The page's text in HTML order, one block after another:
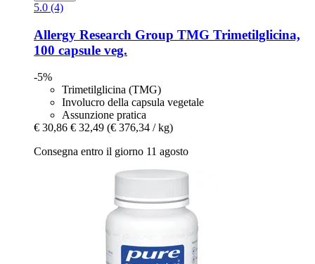
5.0 (4)
Allergy Research Group TMG Trimetilglicina,
100 capsule veg.
-5%
Trimetilglicina (TMG)
Involucro della capsula vegetale
Assunzione pratica
€ 30,86 € 32,49 (€ 376,34 / kg)
Consegna entro il giorno 11 agosto